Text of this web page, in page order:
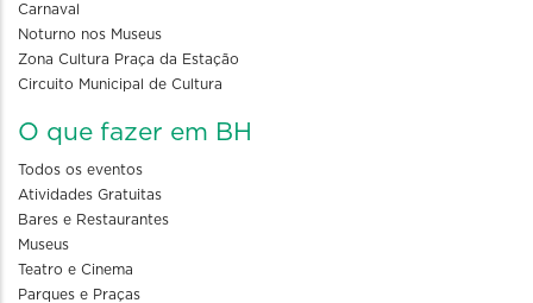
Carnaval
Noturno nos Museus
Zona Cultura Praça da Estação
Circuito Municipal de Cultura
O que fazer em BH
Todos os eventos
Atividades Gratuitas
Bares e Restaurantes
Museus
Teatro e Cinema
Parques e Praças